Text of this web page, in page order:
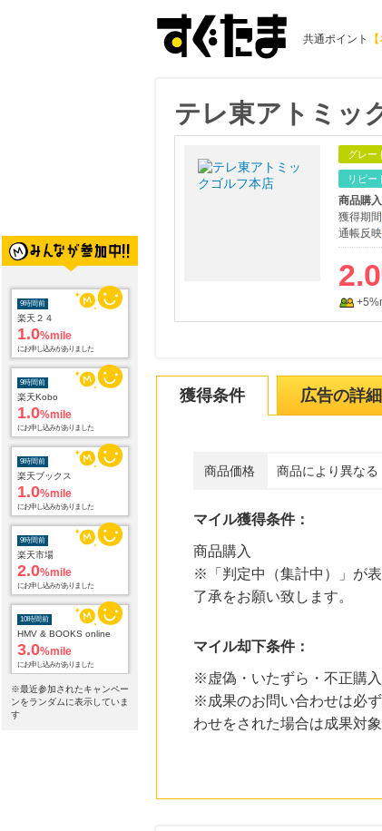
共通ポイント
9時間前
楽天２４
1.0%mile
にお申し込みがありました
9時間前
楽天Kobo
1.0%mile
にお申し込みがありました
9時間前
楽天ブックス
1.0%mile
にお申し込みがありました
9時間前
楽天市場
2.0%mile
にお申し込みがありました
10時間前
HMV & BOOKS online
3.0%mile
にお申し込みがありました
15時間前
Yahoo!ショッピング
※最近参加されたキャンペー
ンをランダムに表示していま
す
テレ東アトミッ
グレー
リピー
商品購入
獲得期間
通帳反映
2.0
獲得条件 広告の詳細
商品価格 商品により異なる
マイル獲得条件：
商品購入
※「判定中（集計中）」が
了承をお願い致します。
マイル却下条件：
※虚偽・いたずら・不正購入
※成果のお問い合わせは必
わせをされた場合は成果対